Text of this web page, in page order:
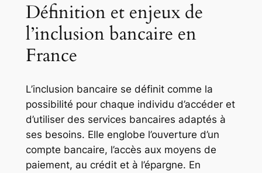
Définition et enjeux de
l’inclusion bancaire en
France
L’inclusion bancaire se définit comme la
possibilité pour chaque individu d’accéder et
d’utiliser des services bancaires adaptés à
ses besoins. Elle englobe l’ouverture d’un
compte bancaire, l’accès aux moyens de
paiement, au crédit et à l’épargne. En